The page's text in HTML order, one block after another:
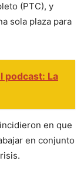
(PTC), y
sola plaza para
podcast: La
en que
en conjunto